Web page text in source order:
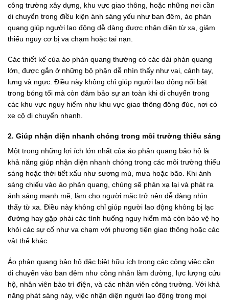
công trường xây dựng, khu vực giao thông, hoặc những nơi cần
di chuyển trong điều kiện ánh sáng yếu như ban đêm, áo phản
quang giúp người lao động dễ dàng được nhận diện từ xa, giảm
thiểu nguy cơ bị va chạm hoặc tai nạn.
Các thiết kế của áo phản quang thường có các dải phản quang
lớn, được gắn ở những bộ phận dễ nhìn thấy như vai, cánh tay,
lưng và ngực. Điều này không chỉ giúp người lao động nổi bật
trong bóng tối mà còn đảm bảo sự an toàn khi di chuyển trong
các khu vực nguy hiểm như khu vực giao thông đông đúc, nơi có
xe cộ di chuyển nhanh.
2. Giúp nhận diện nhanh chóng trong môi trường thiếu sáng
Một trong những lợi ích lớn nhất của áo phản quang bảo hộ là
khả năng giúp nhận diện nhanh chóng trong các môi trường thiếu
sáng hoặc thời tiết xấu như sương mù, mưa hoặc bão. Khi ánh
sáng chiếu vào áo phản quang, chúng sẽ phản xạ lại và phát ra
ánh sáng mạnh mẽ, làm cho người mặc trở nên dễ dàng nhìn
thấy từ xa. Điều này không chỉ giúp người lao động không bị lạc
đường hay gặp phải các tình huống nguy hiểm mà còn bảo vệ họ
khỏi các sự cố như va chạm với phương tiện giao thông hoặc các
vật thể khác.
Áo phản quang bảo hộ đặc biệt hữu ích trong các công việc cần
di chuyển vào ban đêm như công nhân làm đường, lực lượng cứu
hộ, nhân viên bảo trì điện, và các nhân viên công trường. Với khả
năng phát sáng này, việc nhận diện người lao động trong mọi